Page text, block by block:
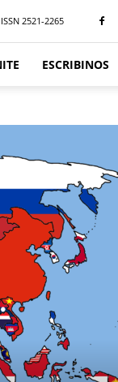
ISSN 2521-2265
ESCRIBINOS